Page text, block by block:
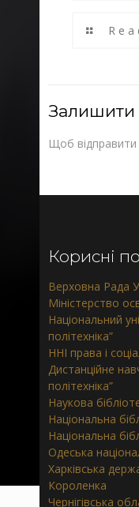
Залишити
Щоб
Корисні
Верховна Рада
Міністерство
Національний
політехніка”
ННІ права і
Дистанційне
політехніка”
Наукова
Національна
Національна
Одеська
Харківська
Короленка
Чернігівська